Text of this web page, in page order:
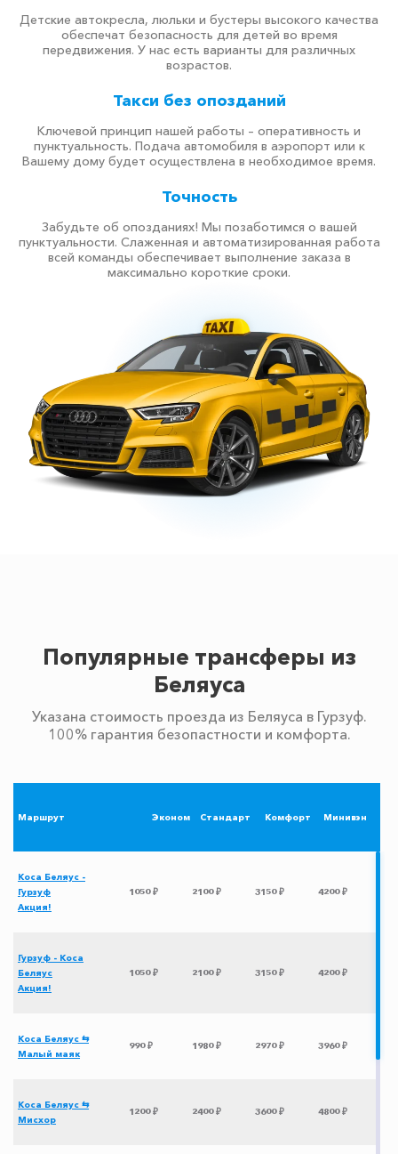
Детские автокресла, люльки и бустеры высокого качества
обеспечат безопасность для детей во время
передвижения. У нас есть варианты для различных
возрастов.
Такси без опозданий
Ключевой принцип нашей работы – оперативность и
пунктуальность. Подача автомобиля в аэропорт или к
Вашему дому будет осуществлена в необходимое время.
Точность
Забудьте об опозданиях! Мы позаботимся о вашей
пунктуальности. Слаженная и автоматизированная работа
всей команды обеспечивает выполнение заказа в
максимально короткие сроки.
Популярные трансферы из
Беляуса
Указана стоимость проезда из Беляуса в Гурзуф.
100% гарантия безопастности и комфорта.
Маршрут Эконом Стандарт Комфорт Минивэн
Коса Беляус -
Гурзуф
Акция!
1050 ₽ 2100 ₽ 3150 ₽ 4200 ₽
Гурзуф - Коса
Беляус
Акция!
1050 ₽ 2100 ₽ 3150 ₽ 4200 ₽
Коса Беляус ⇆
Малый маяк
990 ₽ 1980 ₽ 2970 ₽ 3960 ₽
Коса Беляус ⇆
Мисхор
1200 ₽ 2400 ₽ 3600 ₽ 4800 ₽